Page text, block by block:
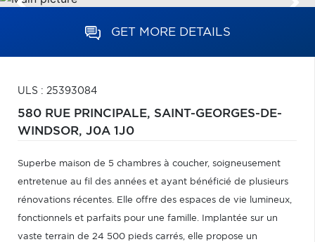
GET MORE DETAILS
ULS : 25393084
580 RUE PRINCIPALE, SAINT-GEORGES-DE-
WINDSOR, J0A 1J0
Superbe maison de 5 chambres à coucher, soigneusement
entretenue au fil des années et ayant bénéficié de plusieurs
rénovations récentes. Elle offre des espaces de vie lumineux,
fonctionnels et parfaits pour une famille. Implantée sur un
vaste terrain de 24 500 pieds carrés, elle propose un